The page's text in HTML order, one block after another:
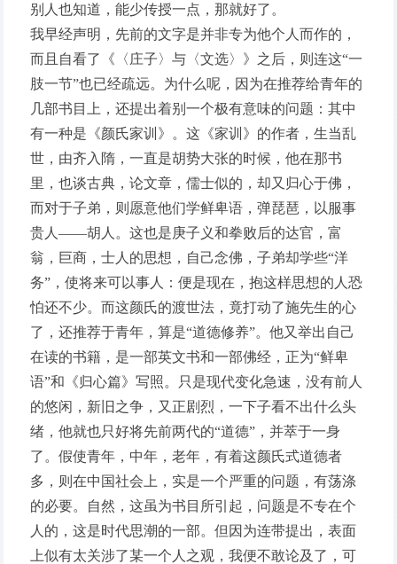
别人也知道，能少传授一点，那就好了。
我早经声明，先前的文字是并非专为他个人而作的，
而且自看了《〈庄子〉与〈文选〉》之后，则连这“一
肢一节”也已经疏远。为什么呢，因为在推荐给青年的
几部书目上，还提出着别一个极有意味的问题：其中
有一种是《颜氏家训》。这《家训》的作者，生当乱
世，由齐入隋，一直是胡势大张的时候，他在那书
里，也谈古典，论文章，儒士似的，却又归心于佛，
而对于子弟，则愿意他们学鲜卑语，弹琵琶，以服事
贵人——胡人。这也是庚子义和拳败后的达官，富
翁，巨商，士人的思想，自己念佛，子弟却学些“洋
务”，使将来可以事人：便是现在，抱这样思想的人恐
怕还不少。而这颜氏的渡世法，竟打动了施先生的心
了，还推荐于青年，算是“道德修养”。他又举出自己
在读的书籍，是一部英文书和一部佛经，正为“鲜卑
语”和《归心篇》写照。只是现代变化急速，没有前人
的悠闲，新旧之争，又正剧烈，一下子看不出什么头
绪，他就也只好将先前两代的“道德”，并萃于一身
了。假使青年，中年，老年，有着这颜氏式道德者
多，则在中国社会上，实是一个严重的问题，有荡涤
的必要。自然，这虽为书目所引起，问题是不专在个
人的，这是时代思潮的一部。但因为连带提出，表面
上似有太关涉了某一个人之观，我便不敢论及了，可